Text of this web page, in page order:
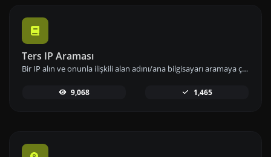
Ters IP Araması
Bir IP alın ve onunla ilişkili alan adını/ana bilgisayarı aramaya çalışın.
9,068 1,465